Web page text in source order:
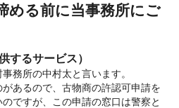
める前に当事務所にご
するサービス）
務所の中村太と言います。
あるので、古物商の許認可申請を
ですが、この申請の窓口は警察と